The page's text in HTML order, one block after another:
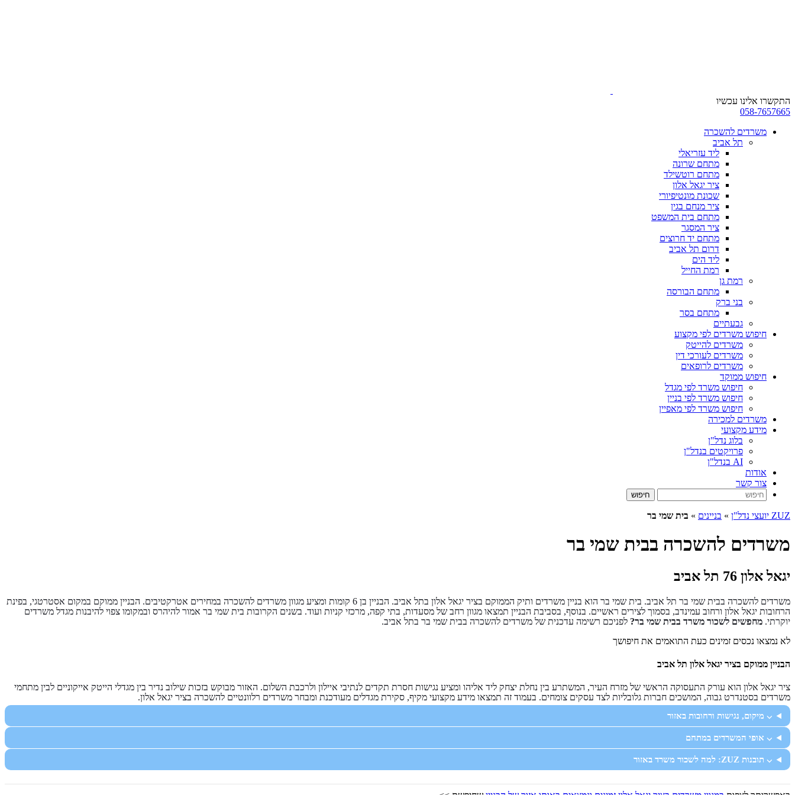
התקשרו אלינו עכשיו
058-7657665
משרדים להשכרה
תל אביב
ליד עזריאלי
מתחם שרונה
מתחם רוטשילד
ציר יגאל אלון
שכונת מונטיפיורי
ציר מנחם בגין
מתחם בית המשפט
ציר המסגר
מתחם יד חרוצים
דרום תל אביב
ליד הים
רמת החייל
רמת גן
מתחם הבורסה
בני ברק
מתחם בסר
גבעתיים
חיפוש משרדים לפי מקצוע
משרדים להייטק
משרדים לעורכי דין
משרדים לרופאים
חיפוש ממוקד
חיפוש משרד לפי מגדל
חיפוש משרד לפי בניין
חיפוש משרד לפי מאפיין
משרדים למכירה
מידע מקצועי
בלוג נדל"ן
פרויקטים בנדל"ן
AI בנדל"ן
אודות
צור קשר
ZUZ יועצי נדל"ן » בניינים » בית שמי בר
משרדים להשכרה בבית שמי בר
יגאל אלון 76 תל אביב
משרדים להשכרה בבית שמי בר תל אביב. בית שמי בר הוא בניין משרדים ותיק הממוקם בציר יגאל אלון בתל אביב. הבניין בן 6 קומות ומציע מגוון משרדים להשכרה במחירים אטרקטיבים. הבניין ממוקם במקום אסטרטגי, בפינת
הרחובות יגאל אלון ורחוב עמינדב, בסמוך לצירים ראשיים. בנוסף, בסביבת הבניין תמצאו מגוון רחב של מסעדות, בתי קפה, מרכזי קניות ועוד. בשנים הקרובות בית שמי בר אמור להיהרס ובמקומו צפוי להיבנות מגדל משרדים
יוקרתי. מחפשים לשכור משרד בבית שמי בר? לפניכם רשימה עדכנית של משרדים להשכרה בבית שמי בר בתל אביב.
לא נמצאו נכסים זמינים כעת התואמים את חיפושך
הבניין ממוקם בציר יגאל אלון תל אביב
ציר יגאל אלון הוא עורק התעסוקה הראשי של מזרח העיר, המשתרע בין נחלת יצחק ליד אליהו ומציע נגישות חסרת תקדים לנתיבי איילון ולרכבת השלום. האזור מבוקש בזכות שילוב נדיר בין מגדלי הייטק אייקוניים לבין מתחמי
משרדים בסטנדרט גבוה, המושכים חברות גלובליות לצד עסקים צומחים. בעמוד זה תמצאו מידע מקצועי מקיף, סקירת מגדלים מעודכנת ומבחר משרדים רלוונטיים להשכרה בציר יגאל אלון.
⌵ מיקום, נגישות ורחובות באזור
⌵ אופי המשרדים במתחם
⌵ תובנות ZUZ: למה לשכור משרד באזור